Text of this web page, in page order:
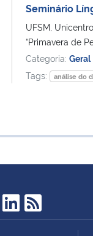
Seminário
UFSM,
“Primavera de
Categoria: Geral
Tags:
análise do
LinkedIn
RSS